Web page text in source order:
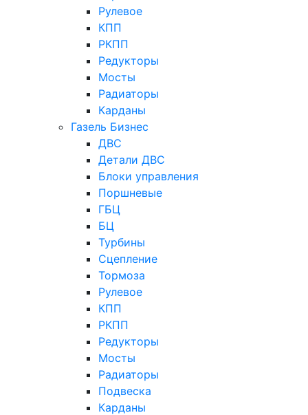
Рулевое
КПП
РКПП
Редукторы
Мосты
Радиаторы
Карданы
Газель Бизнес
ДВС
Детали ДВС
Блоки управления
Поршневые
ГБЦ
БЦ
Турбины
Сцепление
Тормоза
Рулевое
КПП
РКПП
Редукторы
Мосты
Радиаторы
Подвеска
Карданы